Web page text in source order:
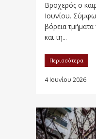
Βροχερός ο
Ιουνίου.
βόρεια
και τη...
Περισσότερα
4 Ιουνίου 2026